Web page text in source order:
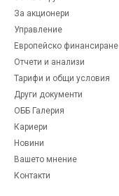
За акционери
Управление
Европейско финансиране
Отчети и анализи
Тарифи и общи условия
Други документи
ОББ Галерия
Кариери
Новини
Вашето мнение
Контакти